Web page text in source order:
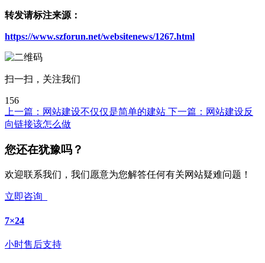
转发请标注来源：
https://www.szforun.net/websitenews/1267.html
扫一扫，关注我们
156
上一篇： 网站建设不仅仅是简单的建站 下一篇： 网站建设反
向链接该怎么做
您还在犹豫吗？
欢迎联系我们，我们愿意为您解答任何有关网站疑难问题！
立即咨询
7×24
小时售后支持